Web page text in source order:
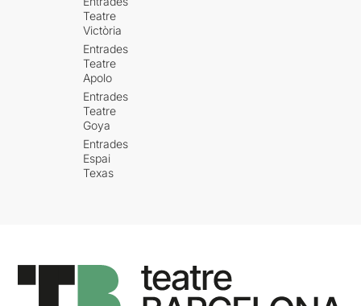
Teatre
Victòria
Entrades
Teatre
Apolo
Entrades
Teatre
Goya
Entrades
Espai
Texas